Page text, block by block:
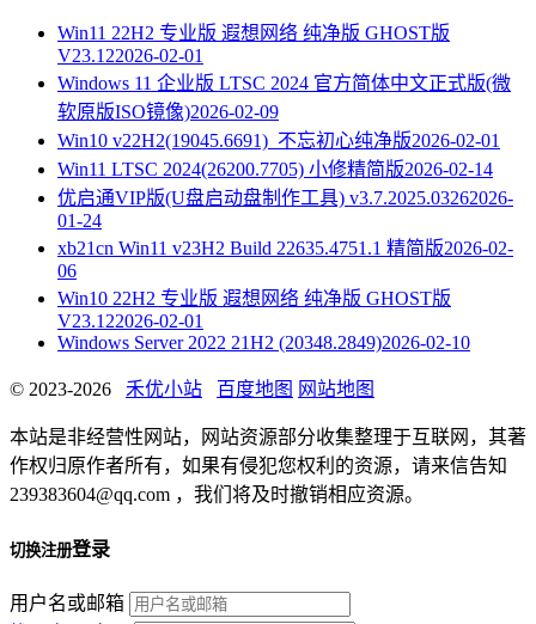
Win11 22H2 专业版 遐想网络 纯净版 GHOST版
V23.122026-02-01
Windows 11 企业版 LTSC 2024 官方简体中文正式版(微
软原版ISO镜像)2026-02-09
Win10 v22H2(19045.6691)_不忘初心纯净版2026-02-01
Win11 LTSC 2024(26200.7705) 小修精简版2026-02-14
优启通VIP版(U盘启动盘制作工具) v3.7.2025.03262026-
01-24
xb21cn Win11 v23H2 Build 22635.4751.1 精简版2026-02-
06
Win10 22H2 专业版 遐想网络 纯净版 GHOST版
V23.122026-02-01
Windows Server 2022 21H2 (20348.2849)2026-02-10
© 2023-2026 禾优小站 百度地图 网站地图
本站是非经营性网站，网站资源部分收集整理于互联网，其著
作权归原作者所有，如果有侵犯您权利的资源，请来信告知
239383604@qq.com ，我们将及时撤销相应资源。
切换注册登录
用户名或邮箱